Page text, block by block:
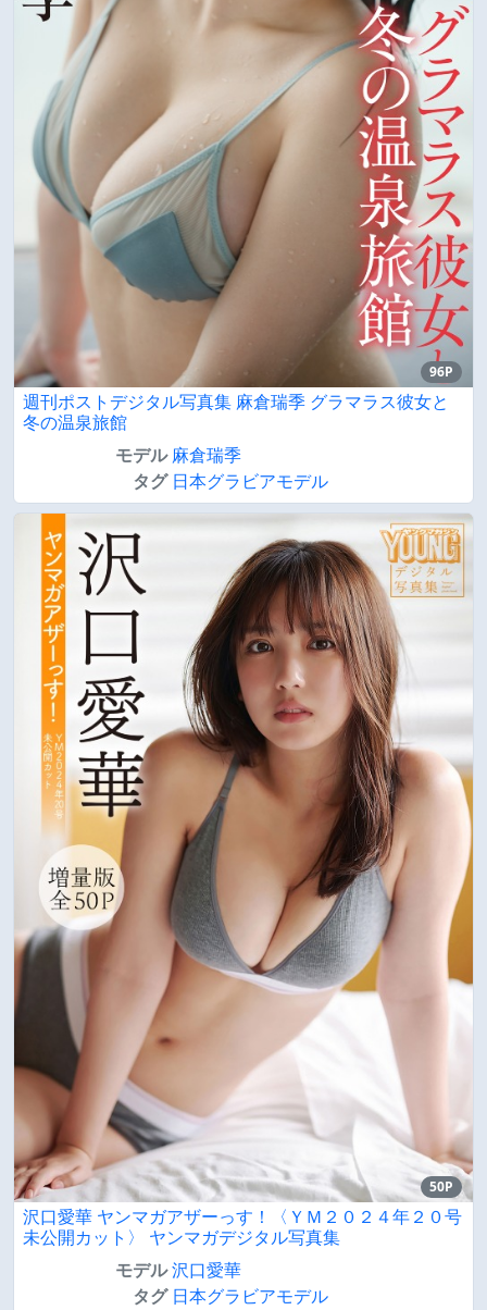
96P
週刊ポストデジタル写真集 麻倉瑞季 グラマラス彼女と
冬の温泉旅館
モデル 麻倉瑞季
タグ 日本グラビアモデル
50P
沢口愛華 ヤンマガアザーっす！〈ＹＭ２０２４年２０号
未公開カット〉 ヤンマガデジタル写真集
モデル沢口愛華
タグ 日本グラビアモデル